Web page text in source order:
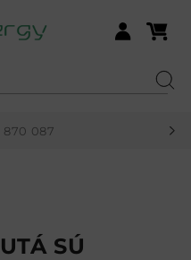
Prihlásiť sa
870 087
SÚ